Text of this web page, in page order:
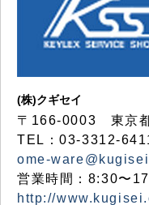
(株)クギセイ
〒166-0003 東京
TEL：03-3312-
ome-
営業時間：8:30〜
http://